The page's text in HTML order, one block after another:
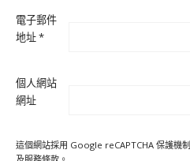
電子郵件
地址*
個人網站
網址
這個網站採用 Google reCAPTCHA 保護機